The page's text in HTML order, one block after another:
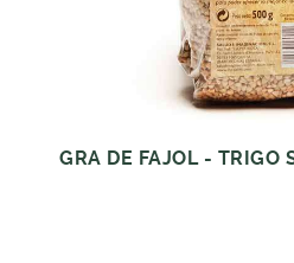
GRA DE FAJOL - TRIGO